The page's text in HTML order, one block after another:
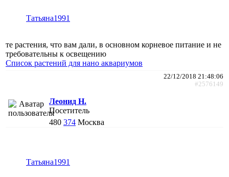
Татьяна1991
те растения, что вам дали, в основном корневое питание и не
требовательны к освещению
Список растений для нано аквариумов
22/12/2018 21:48:06
#2576149
Леонид Н.
Посетитель
480 374 Москва
Татьяна1991